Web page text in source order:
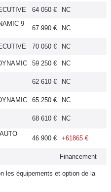
64 050 €
NC
9
67 990 € NC
70 050 € NC
59 250 €
NC
62 610 € NC
65 250 €
NC
68 610 € NC
46 900 € +61865 €
Financement
les équipements et option de la